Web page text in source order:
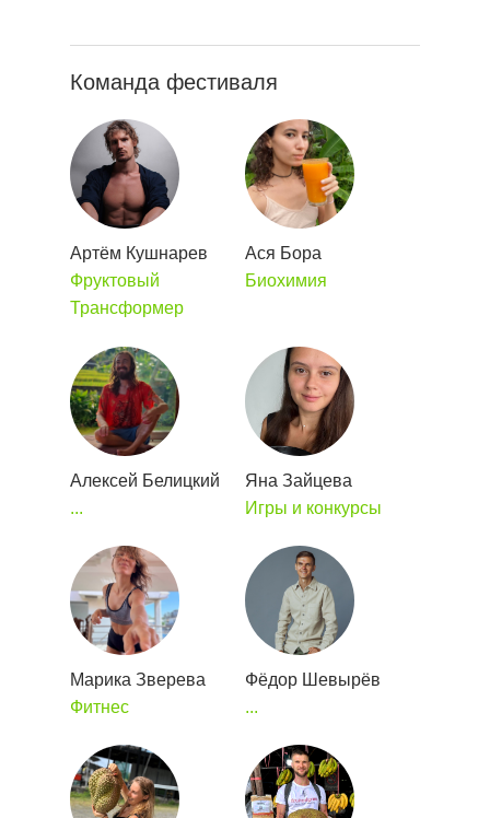
Команда фестиваля
Артём Кушнарев
Фруктовый
Трансформер
Ася Бора
Биохимия
Яна Зайцева
Игры и конкурсы
Алексей Белицкий
...
Марика Зверева
Фитнес
Фёдор Шевырёв
...